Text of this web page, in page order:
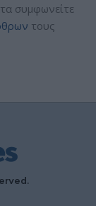
συμφωνείτε
τους